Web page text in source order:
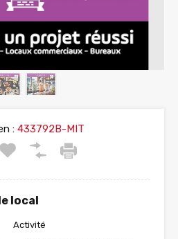
:433792B-MIT
local
Activité